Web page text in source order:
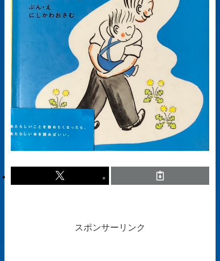
スポンサーリンク